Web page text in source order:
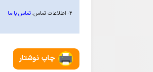
۲- اطلاعات تماس: تماس با ما
چاپ نوشتار